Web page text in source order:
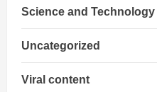
Science and Technology
Uncategorized
Viral content